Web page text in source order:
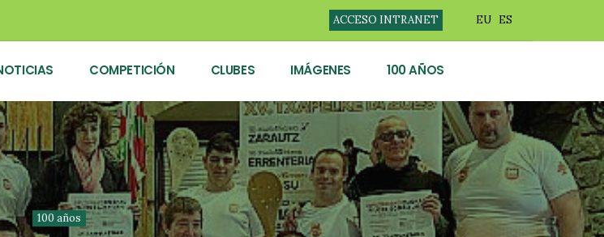
ACCESO INTRANET EU ES
COMPETICIÓN CLUBES IMÁGENES 100 AÑOS
100 años